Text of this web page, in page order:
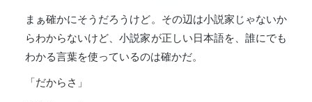
まぁ確かにそうだろうけど。その辺は小説家じゃないか
らわからないけど、小説家が正しい日本語を、誰にでも
わかる言葉を使っているのは確かだ。
「だからさ」